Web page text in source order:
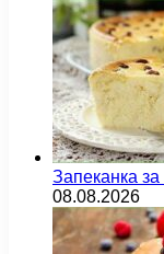
Запеканка
08.08.2026